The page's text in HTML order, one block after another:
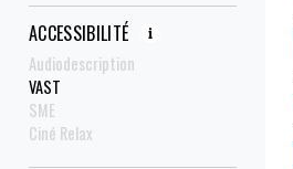
ACCESSIBILITÉ
Audiodescription
VAST
SME
Ciné Relax